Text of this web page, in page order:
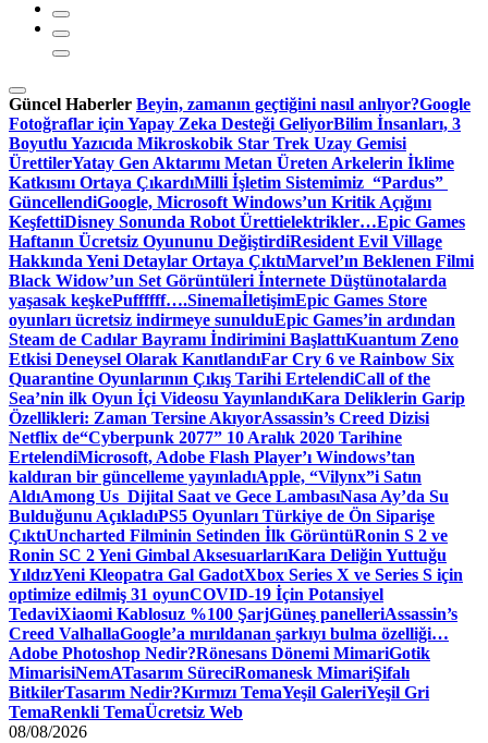
Güncel Haberler Beyin, zamanın geçtiğini nasıl anlıyor?Google
Fotoğraflar için Yapay Zeka Desteği GeliyorBilim İnsanları, 3
Boyutlu Yazıcıda Mikroskobik Star Trek Uzay Gemisi
ÜrettilerYatay Gen Aktarımı Metan Üreten Arkelerin İklime
Katkısını Ortaya ÇıkardıMilli İşletim Sistemimiz “Pardus”
GüncellendiGoogle, Microsoft Windows’un Kritik Açığını
KeşfettiDisney Sonunda Robot Ürettielektrikler…Epic Games
Haftanın Ücretsiz Oyununu DeğiştirdiResident Evil Village
Hakkında Yeni Detaylar Ortaya ÇıktıMarvel’ın Beklenen Filmi
Black Widow’un Set Görüntüleri İnternete Düştünotalarda
yaşasak keşkePuffffff….SinemaİletişimEpic Games Store
oyunları ücretsiz indirmeye sunulduEpic Games’in ardından
Steam de Cadılar Bayramı İndirimini BaşlattıKuantum Zeno
Etkisi Deneysel Olarak KanıtlandıFar Cry 6 ve Rainbow Six
Quarantine Oyunlarının Çıkış Tarihi ErtelendiCall of the
Sea’nin ilk Oyun İçi Videosu YayınlandıKara Deliklerin Garip
Özellikleri: Zaman Tersine AkıyorAssassin’s Creed Dizisi
Netflix de“Cyberpunk 2077” 10 Aralık 2020 Tarihine
ErtelendiMicrosoft, Adobe Flash Player’ı Windows’tan
kaldıran bir güncelleme yayınladıApple, “Vilynx”i Satın
AldıAmong Us Dijital Saat ve Gece LambasıNasa Ay’da Su
Bulduğunu AçıkladıPS5 Oyunları Türkiye de Ön Siparişe
ÇıktıUncharted Filminin Setinden İlk GörüntüRonin S 2 ve
Ronin SC 2 Yeni Gimbal AksesuarlarıKara Deliğin Yuttuğu
YıldızYeni Kleopatra Gal GadotXbox Series X ve Series S için
optimize edilmiş 31 oyunCOVID-19 İçin Potansiyel
TedaviXiaomi Kablosuz %100 ŞarjGüneş panelleriAssassin’s
Creed ValhallaGoogle’a mırıldanan şarkıyı bulma özelliği…
Adobe Photoshop Nedir?Rönesans Dönemi MimariGotik
MimarisiNemATasarım SüreciRomanesk MimariŞifalı
BitkilerTasarım Nedir?Kırmızı TemaYeşil GaleriYeşil Gri
TemaRenkli TemaÜcretsiz Web
08/08/2026